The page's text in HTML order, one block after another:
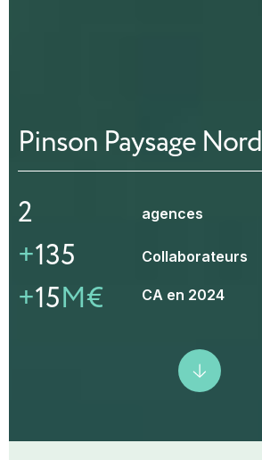
Pinson Paysage Nord
2
agences
+135 Collaborateurs
+15M€ CA en 2024